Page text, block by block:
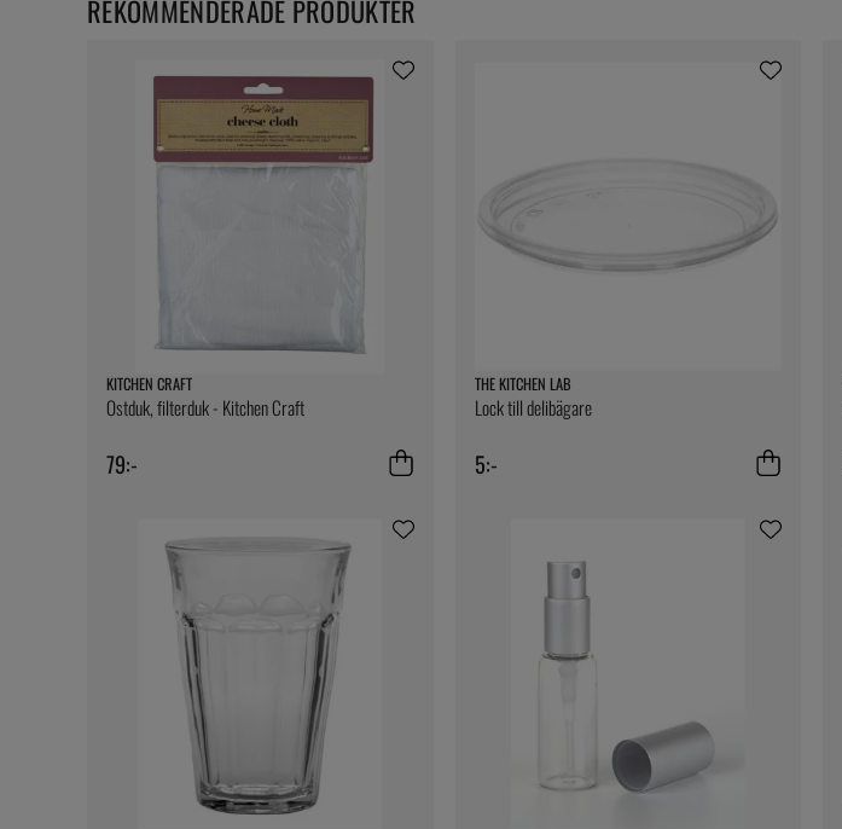
KITCHEN CRAFT
Ostduk, filterduk - Kitchen Craft
79:-
THE KITCHEN LAB
Lock till delibägare
5:-
REKOMMENDERADE PRODUKTER